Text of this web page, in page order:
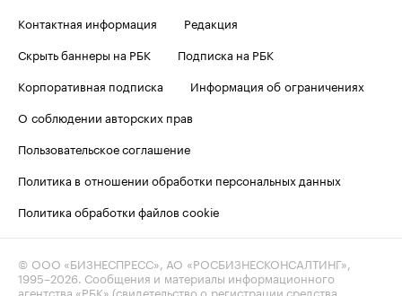
Контактная информация
Редакция
Скрыть баннеры на РБК
Подписка на РБК
Корпоративная подписка
Информация об ограничениях
О соблюдении авторских прав
Пользовательское соглашение
Политика в отношении обработки персональных данных
Политика обработки файлов cookie
© ООО «БИЗНЕСПРЕСС», АО «РОСБИЗНЕСКОНСАЛТИНГ»,
1995–2026 . Сообщения и материалы информационного
агентства «РБК» (свидетельство о регистрации средства